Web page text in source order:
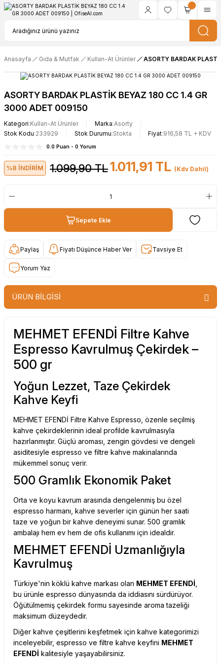
Anasayfa Gıda & Mutfak Kullan-At Ürünler ASORTY BARDAK
ASORTY BARDAK PLASTİK BEYAZ 180 CC 1.4 GR
3000 ADET 009150
Kategori Kullan-At Ürünler Marka Asorty
Stok Kodu 233929 Stok Durumu Stokta Fiyat 916,58 TL + KDV
0.0 Puan - 0 Yorum
%8 İNDİRİM 1.099,90 TL1.011,91 TL (Kdv Dahil)
Sepete Ekle
Paylaş Fiyatı Düşünce Haber Ver Tavsiye Et
Yorum Yaz
ÜRÜN BİLGİSİ
MEHMET EFENDİ Filtre Kahve
Espresso Kavrulmuş Çekirdek –
500 gr
Yoğun Lezzet, Taze Çekirdek
Kahve Keyfi
MEHMET EFENDİ Filtre Kahve Espresso, özenle seçilmiş
kahve çekirdeklerinin ideal profilde kavrulmasıyla
hazırlanmıştır. Güçlü aroması, zengin gövdesi ve dengeli
asiditesiyle espresso ve filtre kahve makinalarında
mükemmel sonuç verir.
500 Gramlık Ekonomik Paket
Orta ve koyu kavrum arasında dengelenmiş bu özel
espresso harmanı, kahve severler için günün her saati
taze ve yoğun bir kahve deneyimi sunar. 500 gramlık
ambalajı hem ev hem de ofis kullanımı için idealdir.
MEHMET EFENDİ Uzmanlığıyla
Kavrulmuş
Türkiye'nin köklü kahve markası olan MEHMET EFENDİ
bu ürünle espresso dünyasında da iddiasını sürdürüyor.
Öğütülmemiş çekirdek formu sayesinde aroma tazeliği
maksimum düzeydedir.
Diğer kahve çeşitlerini keşfetmek için kahve kategorimizi
inceleyebilir, espresso ve filtre kahve keyfini MEHMET
EFENDİ kalitesiyle yaşayabilirsiniz.